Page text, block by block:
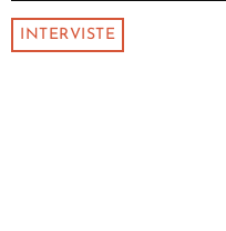
INTERVISTE